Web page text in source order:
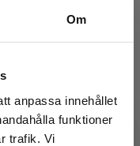
Om
anpassa innehållet
funktioner
trafik. Vi